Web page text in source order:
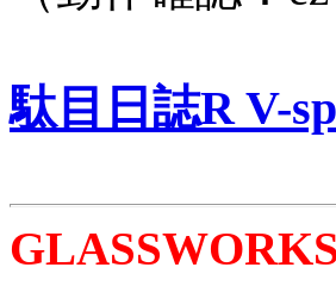
駄目日誌R V-